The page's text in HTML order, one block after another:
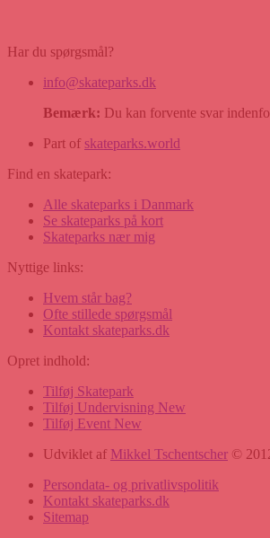
Har du spørgsmål?
info@skateparks.dk
Bemærk: Du kan forvente svar
Part of skateparks.world
Find en skatepark:
Alle skateparks i Danmark
Se skateparks på kort
Skateparks nær mig
Nyttige links:
Hvem står bag?
Ofte stillede spørgsmål
Kontakt skateparks.dk
Opret indhold:
Tilføj Skatepark
Tilføj Undervisning New
Tilføj Event New
Udviklet af Mikkel Tschentscher ©
Persondata- og privatlivspolitik
Kontakt skateparks.dk
Sitemap